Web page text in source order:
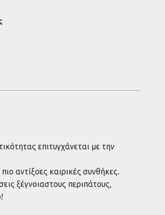
επιτυγχάνεται με την
αντίξοες καιρικές συνθήκες.
ξέγνοιαστους περιπάτους,